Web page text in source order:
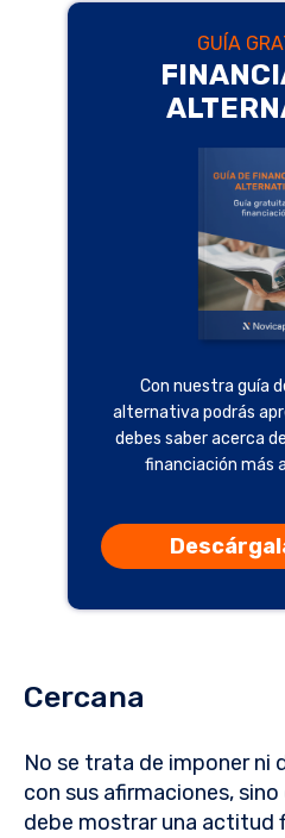
Con nuestra guía
alternativa podrás
debes saber acerca
financiación más
GUÍA
Cercana
No se trata de imponer ni
con sus afirmaciones,
debe mostrar una actitud